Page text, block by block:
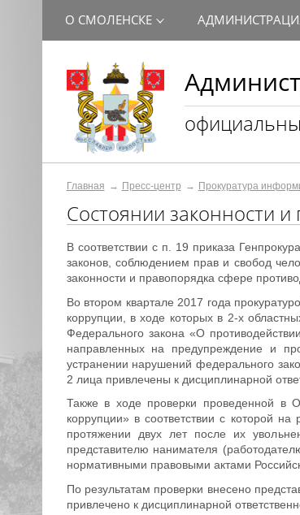
О СМОЛЕНСКЕ
Главная Пресс-центр Прокуратура
Состоянии законности
В соответствии с п. 19 приказа
законов, соблюдением прав и свобод
законности и правопорядка сфере
Во втором квартале 2017 года
коррупции, в ходе которых в 2-х
Федерального закона «О
направленных на предупреждение и
устранении нарушений федерального
2 лица привлечены к дисциплинарной
Также в ходе проверки проведенной в
коррупции» в соответствии с которой
протяжении двух лет после их
представителю нанимателя
нормативными правовыми актами
По результатам проверки внесено
привлечено к дисциплинарной